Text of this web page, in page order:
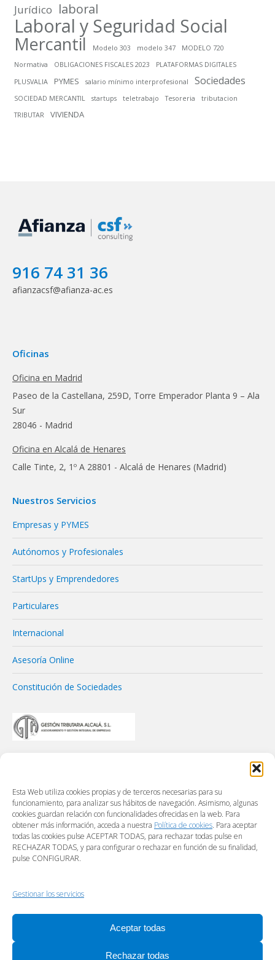
Esta Web utiliza cookies propias y de terceros necesarias para su
funcionamiento, para analizar sus hábitos de navegación. Asimismo, algunas
cookies guardan relación con funcionalidades ofrecidas en la web. Para
obtener más información, acceda a nuestra Política de cookies. Para aceptar
todas las cookies pulse ACEPTAR TODAS, para rechazar todas pulse en
RECHAZAR TODAS, y para configurar o rechazar en función de su finalidad,
pulse CONFIGURAR.
Gestionar los servicios
Aceptar todas
Rechazar todas
Jurídico laboral
Laboral y Seguridad Social
Mercantil Modelo 303 modelo 347
MODELO 720
Normativa
OBLIGACIONES FISCALES 2023
PLATAFORMAS DIGITALES
PLUSVALIA
PYMES salario mínimo interprofesional Sociedades
SOCIEDAD MERCANTIL startups teletrabajo Tesoreria
tributacion
TRIBUTAR
VIVIENDA
916 74 31 36
afianzacsf@afianza-ac.es
Oficinas
Oficina en Madrid
Paseo de la Castellana, 259D, Torre Emperador Planta 9 – Ala
Sur
28046 - Madrid
Oficina en Alcalá de Henares
Calle Tinte, 2, 1º A 28801 - Alcalá de Henares (Madrid)
Nuestros Servicios
Empresas y PYMES
Autónomos y Profesionales
StartUps y Emprendedores
Particulares
Internacional
Asesoría Online
Constitución de Sociedades